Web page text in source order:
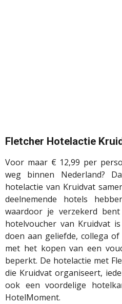
Fletcher Hotelactie
Voor maar € 12,99 per
weg binnen Nederland?
hotelactie van Kruidvat
deelnemende hotels
waardoor je verzekerd
hotelvoucher van Kruidvat
doen aan geliefde, collega
met het kopen van een
beperkt. De hotelactie met
die Kruidvat organiseert,
ook een voordelige
HotelMoment.